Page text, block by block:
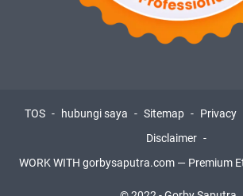
TOS hubungi saya Sitemap Privacy
Disclaimer
WORK WITH gorbysaputra.com — Premium